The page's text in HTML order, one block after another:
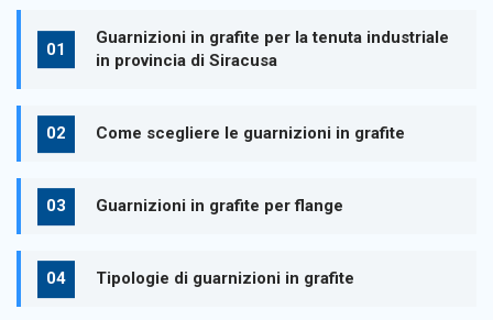
Guarnizioni in grafite per la tenuta industriale
in provincia di Siracusa
Come scegliere le guarnizioni in grafite
Guarnizioni in grafite per flange
Tipologie di guarnizioni in grafite